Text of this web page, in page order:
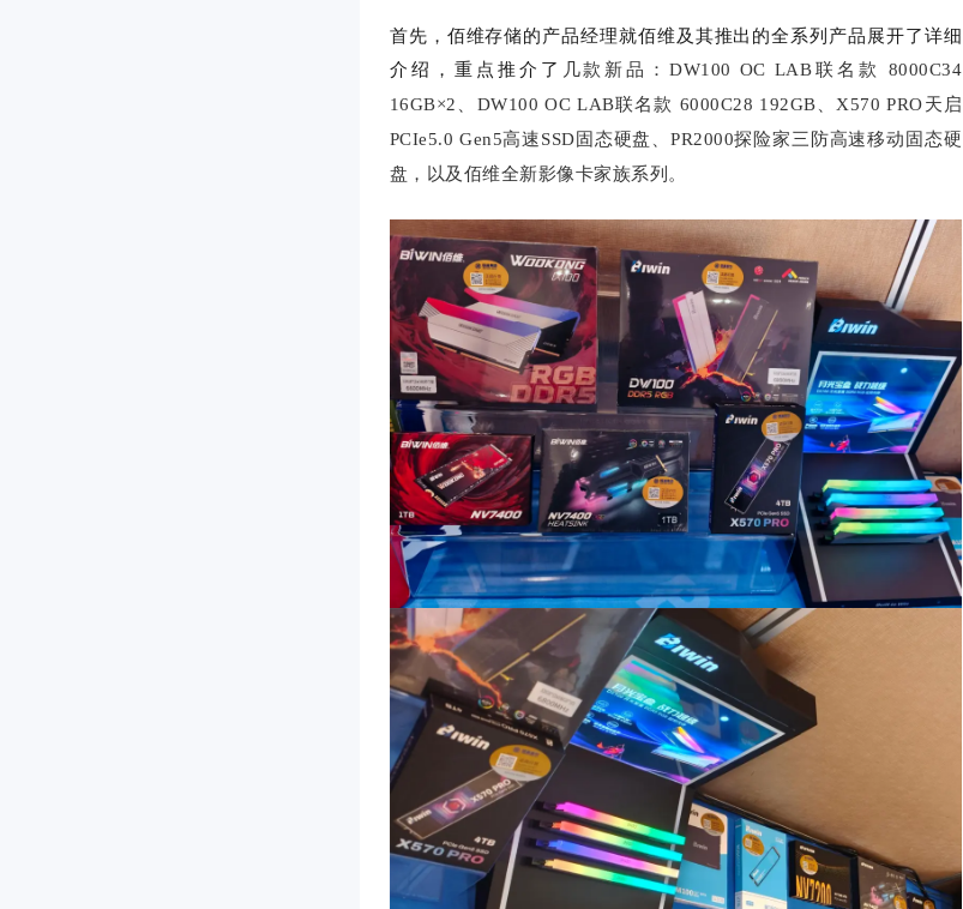
首先， 佰维存储的产品经理就佰维及其推出的全系列产品展开了详细
介绍，重点推介了 几款新品：DW100 OC LAB联名款 8000C34
16GB×2
DW100 OC LAB联名款 6000C28 1 92GB
X570 PRO天启
PCIe5.0 Gen5高速SSD固态硬盘、PR2000探险家三防高速移动固态硬
盘， 以及 佰维全新影像卡家族系列 。